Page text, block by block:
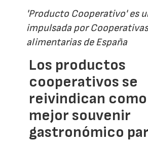
'Producto Cooperativo' es
impulsada por
alimentarias de España
Los productos
cooperativos se
reivindican
mejor souvenir
gastronómico